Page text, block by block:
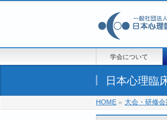
学会について
日本心理臨
HOME » 大会・研修会